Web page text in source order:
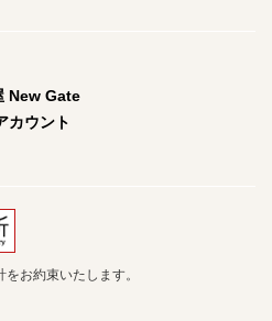
New Gate
カウント
お約束いたします。